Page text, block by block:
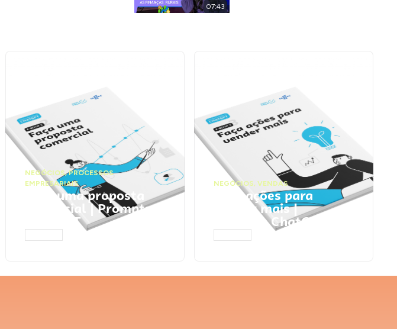
07:43
NEGÓCIOS,PROCESSOS
EMPRESARIAIS
Faça uma proposta
comercial | Prompts
ChatGPT
NEGÓCIOS, VENDAS
Faça ações para
vender mais |
Prompts ChatGPT